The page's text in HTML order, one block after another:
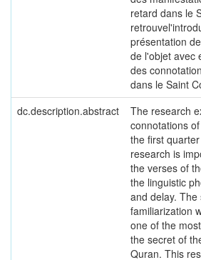
retard dans le
présentation
de l'objet avec
des
dans le Saint
dc.description.abstract
The research
connotations
the first
research is
the verses of
the linguistic
and delay.
familiarization
one of the
the secret of
Quran. This